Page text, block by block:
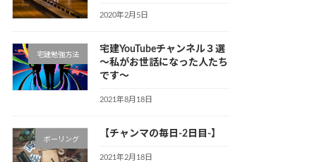
2020年2月5日
宅建勉強方法
宅建YouTubeチャンネル３選
～私がお世話になった人たち
です～
2021年8月18日
ボーリング
【チャンマの毎日-2日目-】
2021年2月18日